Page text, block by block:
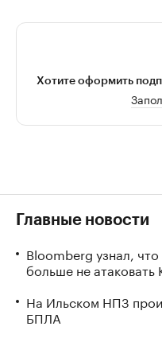
Хотите оформить
Главные новости
Bloomberg узнал,
больше не атаковать
На Ильском НПЗ
БПЛА